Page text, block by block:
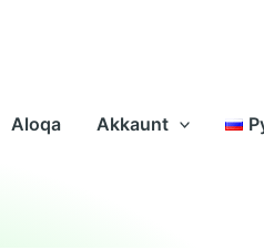
Aloqa Akkaunt